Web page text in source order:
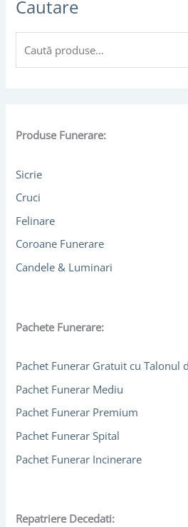
Cautare
a
ă
p
:
Produse Funerare:
Sicrie
Cruci
Felinare
Coroane Funerare
Candele & Luminari
Pachete Funerare:
Pachet Funerar Gratuit cu Talonul
Pachet Funerar Mediu
Pachet Funerar Premium
Pachet Funerar Spital
Pachet Funerar Incinerare
Repatriere Decedati: